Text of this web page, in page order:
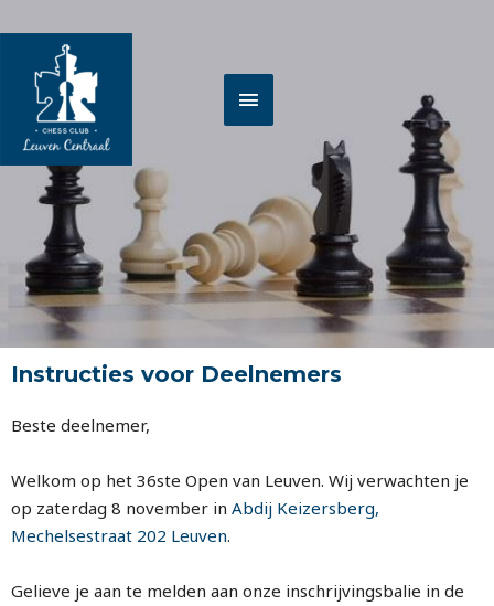
naar
inhoud
Instructies voor Deelnemers
Beste deelnemer,
Welkom op het 36ste Open van Leuven. Wij verwachten je
op zaterdag 8 november in Abdij Keizersberg,
Mechelsestraat 202 Leuven.
Gelieve je aan te melden aan onze inschrijvingsbalie in de